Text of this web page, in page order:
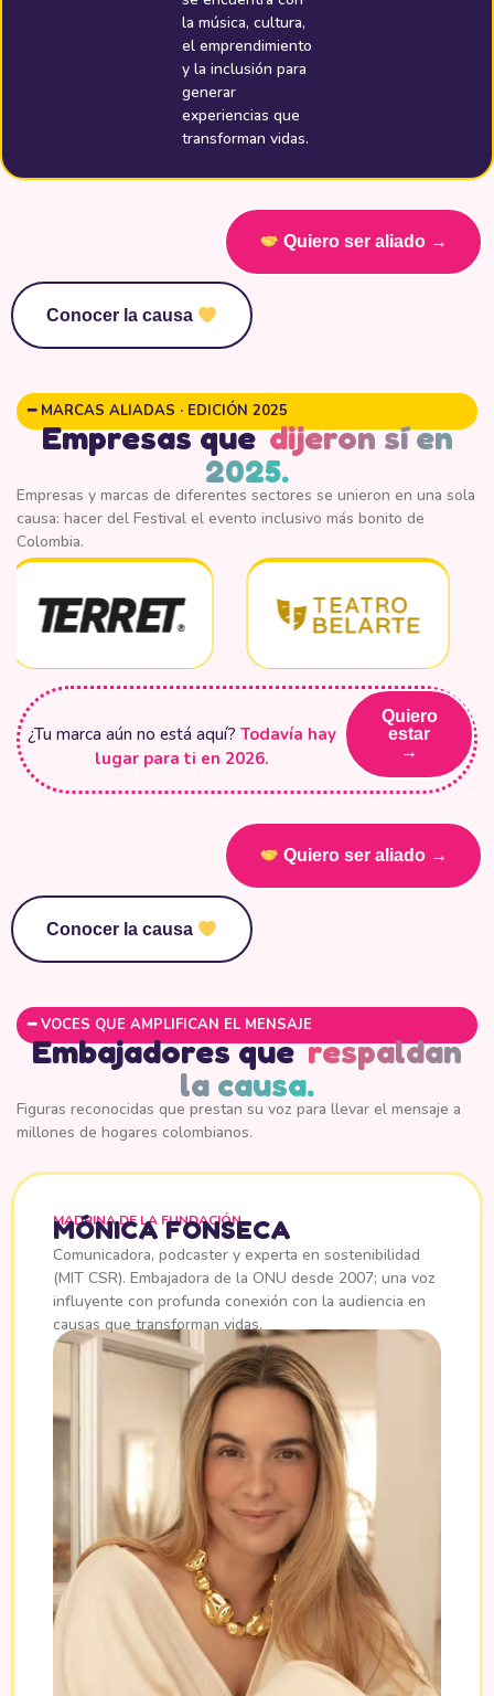
la música, cultura,
el emprendimiento
y la inclusión para
generar
experiencias que
transforman vidas.
Quiero ser aliado →
Conocer la causa
━ MARCAS ALIADAS · EDICIÓN 2025
Empresas que dijeron sí en
2025.
Empresas y marcas de diferentes sectores se unieron en una sola
causa: hacer del Festival el evento inclusivo más bonito de
Colombia.
¿Tu marca aún no está aquí?Todavía hay
lugar para ti en 2026.
Quiero
estar
→
Quiero ser aliado →
Conocer la causa
━ VOCES QUE AMPLIFICAN EL MENSAJE
Embajadores que respaldan
la causa.
Figuras reconocidas que prestan su voz para llevar el mensaje a
millones de hogares colombianos.
MADRINA DE LA FUNDACIÓN
MÓNICA FONSECA
Comunicadora, podcaster y experta en sostenibilidad
(MIT CSR). Embajadora de la ONU desde 2007; una voz
influyente con profunda conexión con la audiencia en
causas que transforman vidas.